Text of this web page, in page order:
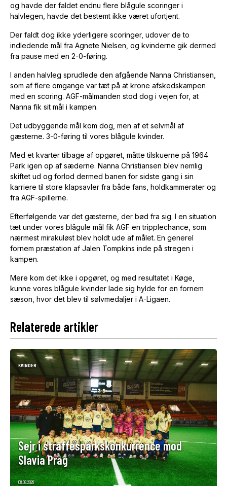
og havde der faldet endnu flere blågule scoringer i
halvlegen, havde det bestemt ikke været ufortjent.
Der faldt dog ikke yderligere scoringer, udover de to
indledende mål fra Agnete Nielsen, og kvinderne gik dermed
fra pause med en 2-0-føring.
I anden halvleg sprudlede den afgående Nanna Christiansen,
som af flere omgange var tæt på at krone afskedskampen
med en scoring. AGF-målmanden stod dog i vejen for, at
Nanna fik sit mål i kampen.
Det udbyggende mål kom dog, men af et selvmål af
gæsterne. 3-0-føring til vores blågule kvinder.
Med et kvarter tilbage af opgøret, måtte tilskuerne på 1964
Park igen op af sæderne. Nanna Christiansen blev nemlig
skiftet ud og forlod dermed banen for sidste gang i sin
karriere til store klapsavler fra både fans, holdkammerater og
fra AGF-spillerne.
Efterfølgende var det gæsterne, der bød fra sig. I en situation
tæt under vores blågule mål fik AGF en tripplechance, som
nærmest mirakuløst blev holdt ude af målet. En generel
fornem præstation af Jalen Tompkins inde på stregen i
kampen.
Mere kom det ikke i opgøret, og med resultatet i Køge,
kunne vores blågule kvinder lade sig hylde for en fornem
sæson, hvor det blev til sølvmedaljer i A-Ligaen.
Relaterede artikler
KVINDER
Sejr i straffesparkskonkurrence mod
Slavia Prag
08.08.2026